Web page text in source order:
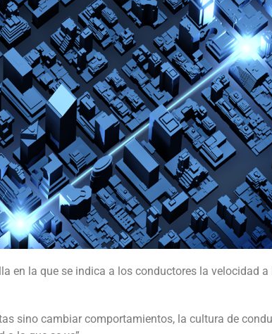
en la que se indica a los conductores la velocidad a
sino cambiar comportamientos, la cultura de